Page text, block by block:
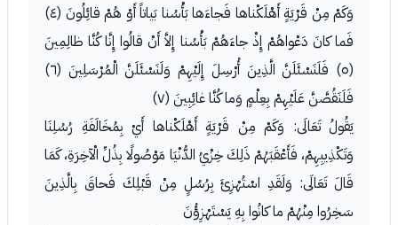
وَكَمْ مِنْ قَرْيَةٍ أَهْلَكْناها فَجاءَها بَأْسُنا بَياتاً أَوْ هُمْ قائِلُونَ (٤)
فَما كانَ دَعْواهُمْ إِذْ جاءَهُمْ بَأْسُنا إِلاَّ أَنْ قالُوا إِنَّا كُنَّا ظالِمِينَ
(٥) فَلَنَسْئَلَنَّ الَّذِينَ أُرْسِلَ إِلَيْهِمْ وَلَنَسْئَلَنَّ الْمُرْسَلِينَ (٦)
فَلَنَقُصَّنَّ عَلَيْهِمْ بِعِلْمٍ وَما كُنَّا غائِبِينَ (٧)
يَقُولُ تَعَالَى: وَكَمْ مِنْ قَرْيَةٍ أَهْلَكْناها أَيْ بِمُخَالَفَةِ رُسُلِنَا
وَتَكْذِيبِهِمْ، فَأَعْقَبَهُمْ ذَلِكَ خِزْيُ الدُّنْيَا مَوْصُولًا بِذُلِّ الْآخِرَةِ، كَمَا
قَالَ تَعَالَى: وَلَقَدِ اسْتُهْزِئَ بِرُسُلٍ مِنْ قَبْلِكَ فَحاقَ بِالَّذِينَ
سَخِرُوا مِنْهُمْ ما كانُوا بِهِ يَسْتَهْزِؤُنَ